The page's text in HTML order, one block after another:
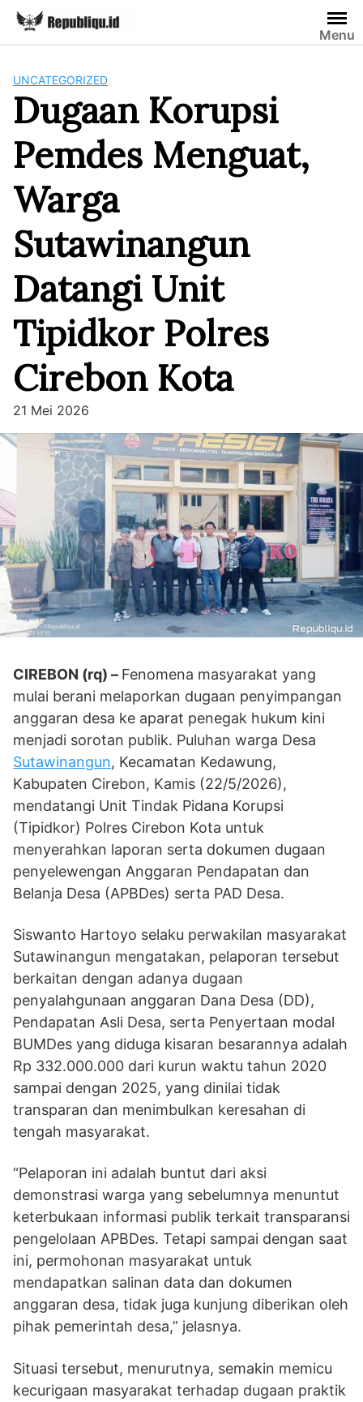
Skip
content
Menu
UNCATEGORIZED
Dugaan Korupsi
Pemdes Menguat,
Warga
Sutawinangun
Datangi Unit
Tipidkor Polres
Cirebon Kota
21 Mei 2026
CIREBON (rq) – Fenomena masyarakat yang
mulai berani melaporkan dugaan penyimpangan
anggaran desa ke aparat penegak hukum kini
menjadi sorotan publik. Puluhan warga Desa
Sutawinangun, Kecamatan Kedawung,
Kabupaten Cirebon, Kamis (22/5/2026),
mendatangi Unit Tindak Pidana Korupsi
(Tipidkor) Polres Cirebon Kota untuk
menyerahkan laporan serta dokumen dugaan
penyelewengan Anggaran Pendapatan dan
Belanja Desa (APBDes) serta PAD Desa.
Siswanto Hartoyo selaku perwakilan masyarakat
Sutawinangun mengatakan, pelaporan tersebut
berkaitan dengan adanya dugaan
penyalahgunaan anggaran Dana Desa (DD),
Pendapatan Asli Desa, serta Penyertaan modal
BUMDes yang diduga kisaran besarannya adalah
Rp 332.000.000 dari kurun waktu tahun 2020
sampai dengan 2025, yang dinilai tidak
transparan dan menimbulkan keresahan di
tengah masyarakat.
“Pelaporan ini adalah buntut dari aksi
demonstrasi warga yang sebelumnya menuntut
keterbukaan informasi publik terkait transparansi
pengelolaan APBDes. Tetapi sampai dengan saat
ini, permohonan masyarakat untuk
mendapatkan salinan data dan dokumen
anggaran desa, tidak juga kunjung diberikan oleh
pihak pemerintah desa,” jelasnya.
Situasi tersebut, menurutnya, semakin memicu
kecurigaan masyarakat terhadap dugaan praktik